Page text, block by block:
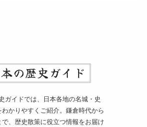
ガイドでは、日本各地の名城・史
かりやすくご紹介。鎌倉時代から
で、歴史散策に役立つ情報をお届け